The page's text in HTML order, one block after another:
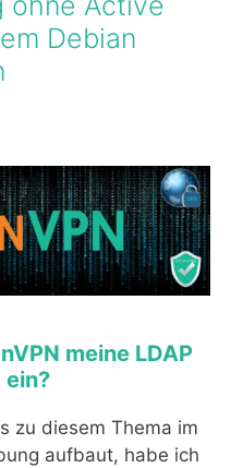
Debian
meine LDAP
ein?
zu diesem Thema im
aufbaut, habe ich